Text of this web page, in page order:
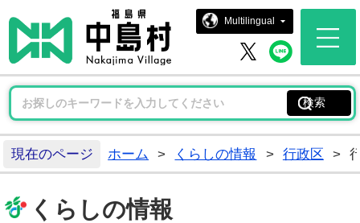
中島村ホ
Multilingual
中島村 X中島
現在のページ ホーム > くらしの情報 > 行政区 >
くらしの情報